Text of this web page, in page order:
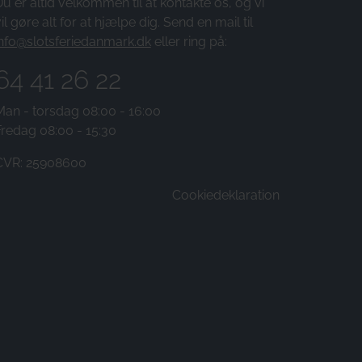
gøre alt for at hjælpe dig. Send en mail til
eller ring på:
41 26 22
- torsdag 08:00 - 16:00
08:00 - 15:30
25908600
Cookiedeklaration